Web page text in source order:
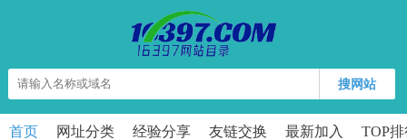
搜网站
首页 网址分类 经验分享 友链交换 最新加入 TOP